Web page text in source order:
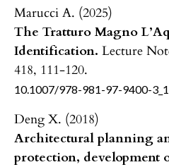
Marucci A. (2025)
The Tratturo Magno
Identification. Lecture
418, 111-120.
10.1007/978-981-97-9400-
Deng X. (2018)
Architectural planning
protection, development